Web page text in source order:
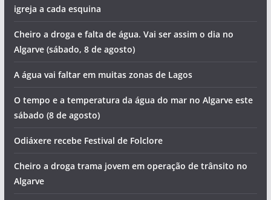
igreja a cada esquina
Cheiro a droga e falta de água. Vai ser assim o dia no
Algarve (sábado, 8 de agosto)
A água vai faltar em muitas zonas de Lagos
O tempo e a temperatura da água do mar no Algarve este
sábado (8 de agosto)
Odiáxere recebe Festival de Folclore
Cheiro a droga trama jovem em operação de trânsito no
Algarve